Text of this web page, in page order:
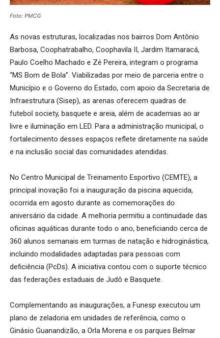
Foto: PMCG
As novas estruturas, localizadas nos bairros Dom Antônio
Barbosa, Coophatrabalho, Coophavila II, Jardim Itamaracá,
Paulo Coelho Machado e Zé Pereira, integram o programa
“MS Bom de Bola”. Viabilizadas por meio de parceria entre o
Município e o Governo do Estado, com apoio da Secretaria de
Infraestrutura (Sisep), as arenas oferecem quadras de
futebol society, basquete e areia, além de academias ao ar
livre e iluminação em LED. Para a administração municipal, o
fortalecimento desses espaços reflete diretamente na saúde
e na inclusão social das comunidades atendidas.
No Centro Municipal de Treinamento Esportivo (CEMTE), a
principal inovação foi a inauguração da piscina aquecida,
ocorrida em agosto durante as comemorações do
aniversário da cidade. A melhoria permitiu a continuidade das
oficinas aquáticas durante todo o ano, beneficiando cerca de
360 alunos semanais em turmas de natação e hidroginástica,
incluindo modalidades adaptadas para pessoas com
deficiência (PcDs). A iniciativa contou com o suporte técnico
das federações estaduais de Judô e Basquete.
Complementando as inaugurações, a Funesp executou um
plano de zeladoria em unidades de referência, como o
Ginásio Guanandizão, a Orla Morena e os parques Belmar